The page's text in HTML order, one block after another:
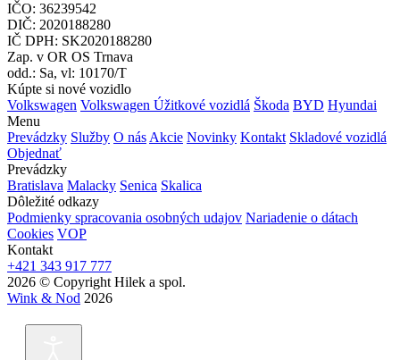
IČO: 36239542
DIČ: 2020188280
IČ DPH: SK2020188280
Zap. v OR OS Trnava
odd.: Sa, vl: 10170/T
Kúpte si nové vozidlo
Volkswagen Volkswagen Úžitkové vozidlá Škoda BYD Hyundai
Menu
Prevádzky Služby O nás Akcie Novinky Kontakt Skladové vozidlá
Objednať
Prevádzky
Bratislava Malacky Senica Skalica
Dôležité odkazy
Podmienky spracovania osobných udajov Nariadenie o dátach
Cookies VOP
Kontakt
+421 343 917 777
2026 © Copyright Hilek a spol.
Wink & Nod 2026